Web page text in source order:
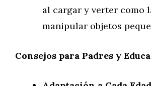
al cargar y verter como
manipular objetos
Consejos para Padres y